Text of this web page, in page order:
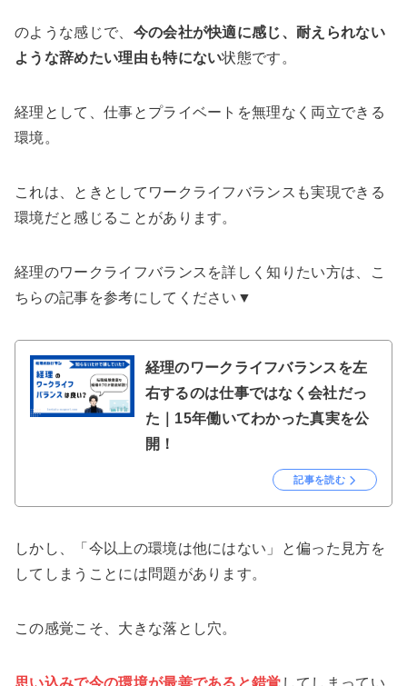
のような感じで、 今の会社が快適に感じ、耐えられない
ような辞めたい理由も特にない状態です。
経理として、仕事とプライベートを無理なく両立できる
環境。
これは、ときとしてワークライフバランスも実現できる
環境だと感じることがあります。
経理のワークライフバランスを詳しく知りたい方は、こ
ちらの記事を参考にしてください▼
経理のワークライフバランスを左
右するのは仕事ではなく会社だっ
た｜15年働いてわかった真実を公
開！
記事を読む
しかし、「今以上の環境は他にはない」と偏った見方を
してしまうことには問題があります。
この感覚こそ、大きな落とし穴。
思い込みで今の環境が最善であると錯覚 してしまってい